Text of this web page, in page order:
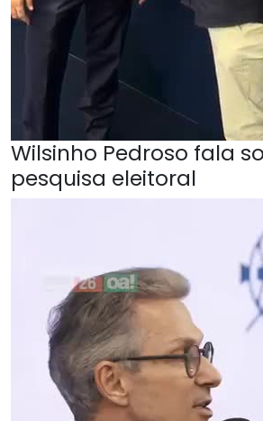
Wilsinho Pedroso fala
pesquisa eleitoral